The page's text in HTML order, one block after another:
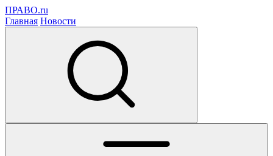
ПРАВО.ru
Главная Новости